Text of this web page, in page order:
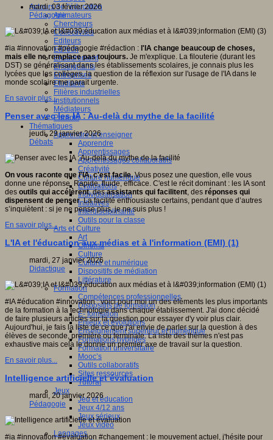
Acteurs de l'éducation
Animateurs
Chercheurs
Collectivités
Editeurs
EdTech
Encadrement
Enseignants
Entreprises
Etudiants
Filières industrielles
Institutionnels
Médiateurs
Parents
Thématiques
Apprendre et enseigner
Apprendre
Apprentissages
Apprentissages collaboratifs
Créativité
Culture numérique
Evaluations
Individualisation
Initiatives
Interdisciplinarité
Outils pour la classe
Arts et Culture
Art
Cinéma
Culture
Culture et numérique
Dispositifs de médiation
Littérature
Formation
Compétences professionnelles
Dispositifs de formation
E- formation
Enjeux et évolutions
Enseignement supérieur et numérique
Formations hybrides
Formation universitaire
Mooc’s
Outils collaboratifs
Sites ressources
Tutorat
Jeux
Jeu et éducation
Jeux 4/12 ans
Jeux sérieux
Jeux vidéo
Langages
mardi, 03 février 2026
Pédagogie
#ia #innovation #pédagogie #rédaction : l'IA change beaucoup de choses,
mais elle ne remplace pas toujours. Je m'explique. La filouterie (durant les
DST) se généralisant dans les établissements scolaires, je connais plus les
lycées que les collèges, la question de la réflexion sur l'usage de l'IA dans le
monde scolaire me parait urgente.
En savoir plus...
Penser avec les IA : Au-delà du mythe de la facilité
jeudi, 29 janvier 2026
Débats
On vous raconte que l'IA, c'est facile.Vous posez une question, elle vous
donne une réponse. Rapide, fluide, efficace. C'est le récit dominant : les IA sont
des outils qui accélèrent, desassistants qui facilitent, des réponses qui
dispensent de penser. La facilité enthousiaste certains, pendant que d’autres
s’inquiètent : si je ne pense plus, je ne suis plus !
En savoir plus...
L'IA et l'éducation aux médias et à l'information (EMI) (1)
mardi, 27 janvier 2026
Didactique
#IA #éducation #innovation : voici pour moi un des éléments les plus importants
de la formation à la technologie dans chaque établissement. J'ai donc décidé
de faire plusieurs articles sur la question pour essayer d'y voir plus clair.
Aujourd'hui, je fais la liste de ce que j'ai envie de parler sur la question à des
élèves de seconde, première ou terminale. La liste des thèmes n'est pas
exhaustive mais cela le donne un premier axe de travail sur la question.
En savoir plus...
Intelligence artificielle et évaluation
mardi, 20 janvier 2026
Pédagogie
#ia #innovation #évaluation #changement : le mouvement actuel, j'hésite pour